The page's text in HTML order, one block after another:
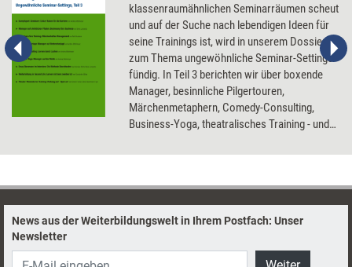
klassenraumähnlichen Seminarräumen scheut
und auf der Suche nach lebendigen Ideen für
seine Trainings ist, wird in unserem Dossier
zum Thema ungewöhnliche Seminar-Settings
fündig. In Teil 3 berichten wir über boxende
Manager, besinnliche Pilgertouren,
Märchenmetaphern, Comedy-Consulting,
Business-Yoga, theatralisches Training - und
Führungsfähigkeit auf Verbrecherjagd...
News aus der Weiterbildungswelt in Ihrem Postfach: Unser
Newsletter